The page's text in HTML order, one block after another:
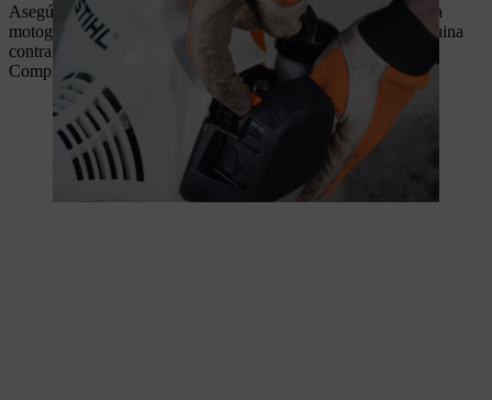
Asegúrate de estar bien apoyado y comprueba de nuevo que la
motoguadaña esté bien colocada. Presiona firmemente la máquina
contra el suelo para evitar que vuelque durante el arranque.
Comprueba que la herramienta de corte no esté expuesta.